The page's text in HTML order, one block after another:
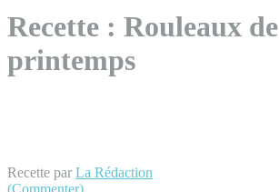
Recette : Rouleaux de
printemps
Recette par La Rédaction
(Commenter)